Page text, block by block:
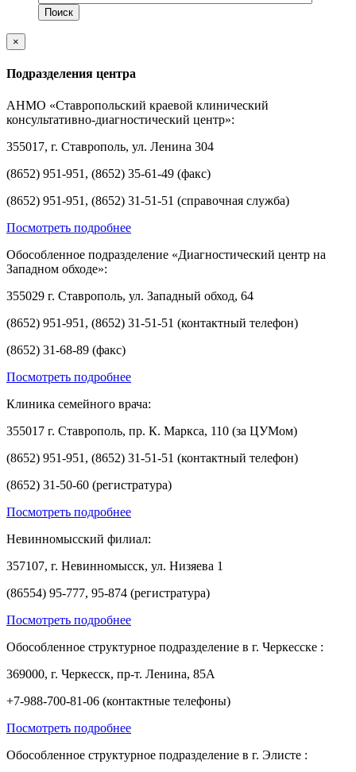
×
Подразделения центра
АНМО «Ставропольский краевой клинический
консультативно-диагностический центр»:
355017, г. Ставрополь, ул. Ленина 304
(8652) 951-951, (8652) 35-61-49 (факс)
(8652) 951-951, (8652) 31-51-51 (справочная служба)
Посмотреть подробнее
Обособленное подразделение «Диагностический центр на
Западном обходе»:
355029 г. Ставрополь, ул. Западный обход, 64
(8652) 951-951, (8652) 31-51-51 (контактный телефон)
(8652) 31-68-89 (факс)
Посмотреть подробнее
Клиника семейного врача:
355017 г. Ставрополь, пр. К. Маркса, 110 (за ЦУМом)
(8652) 951-951, (8652) 31-51-51 (контактный телефон)
(8652) 31-50-60 (регистратура)
Посмотреть подробнее
Невинномысский филиал:
357107, г. Невинномысск, ул. Низяева 1
(86554) 95-777, 95-874 (регистратура)
Посмотреть подробнее
Обособленное структурное подразделение в г. Черкесске :
369000, г. Черкесск, пр-т. Ленина, 85А
+7-988-700-81-06 (контактные телефоны)
Посмотреть подробнее
Обособленное структурное подразделение в г. Элисте :